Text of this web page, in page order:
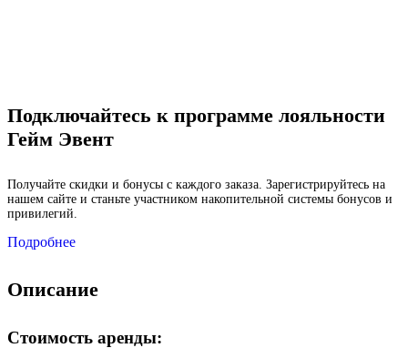
Подключайтесь к программе лояльности
Гейм Эвент
Получайте скидки и бонусы с каждого заказа. Зарегистрируйтесь на
нашем сайте и станьте участником накопительной системы бонусов и
привилегий.
Подробнее
Описание
Стоимость аренды: